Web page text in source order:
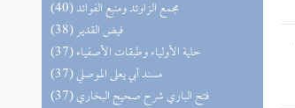
(40) مجمع الزاوئد ومنبع الفوائد
(38) فيض القدير
(37) حلية الأولياء وطبقات الأصفياء
(37) مسند أبي يعلى الموصلي
(37) فتح الباري شرح صحيح البخاري